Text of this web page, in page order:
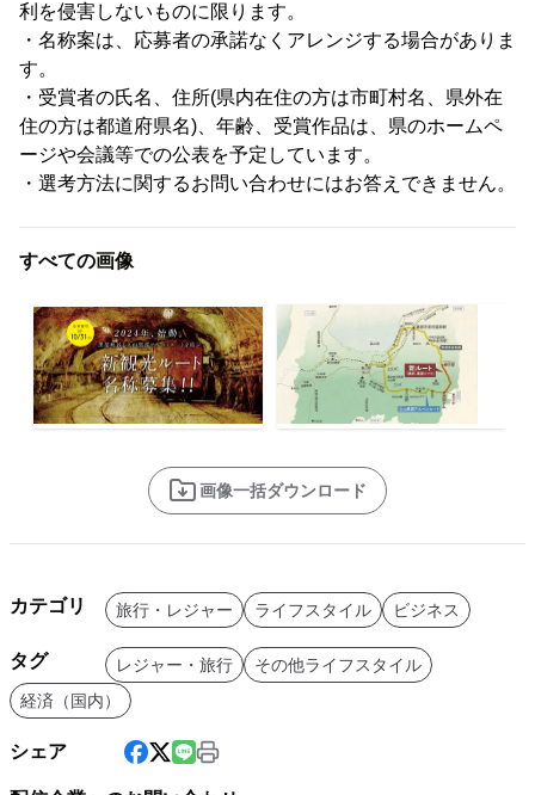
利を侵害しないものに限ります。
・名称案は、応募者の承諾なくアレンジする場合がありま
す。
・受賞者の氏名、住所(県内在住の方は市町村名、県外在
住の方は都道府県名)、年齢、受賞作品は、県のホームペ
ージや会議等での公表を予定しています。
・選考方法に関するお問い合わせにはお答えできません。
すべての画像
画像一括ダウンロード
カテゴリ 旅行・レジャー ライフスタイル ビジネス
タグ レジャー・旅行
その他ライフスタイル
経済（国内）
シェア